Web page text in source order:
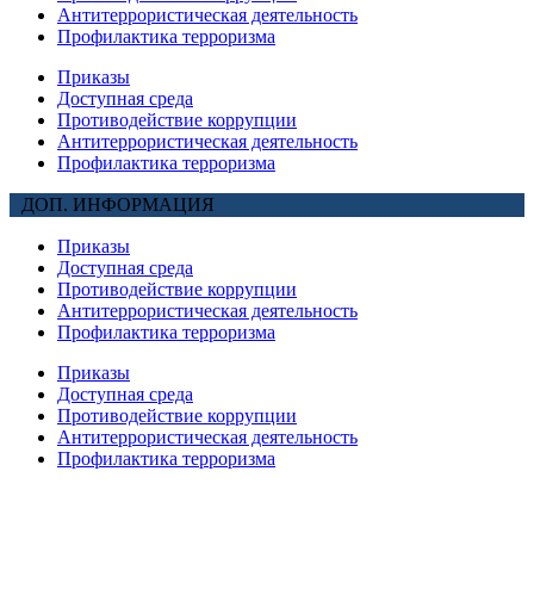
Антитеррористическая деятельность
Профилактика терроризма
Приказы
Доступная среда
Противодействие коррупции
Антитеррористическая деятельность
Профилактика терроризма
ДОП. ИНФОРМАЦИЯ
Приказы
Доступная среда
Противодействие коррупции
Антитеррористическая деятельность
Профилактика терроризма
Приказы
Доступная среда
Противодействие коррупции
Антитеррористическая деятельность
Профилактика терроризма